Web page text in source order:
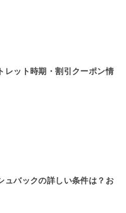
レット時期・割引クーポン情
ュバックの詳しい条件は？お